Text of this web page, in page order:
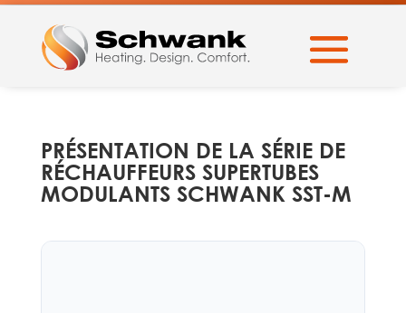
PRÉSENTATION DE LA SÉRIE DE
RÉCHAUFFEURS SUPERTUBES
MODULANTS SCHWANK SST-M